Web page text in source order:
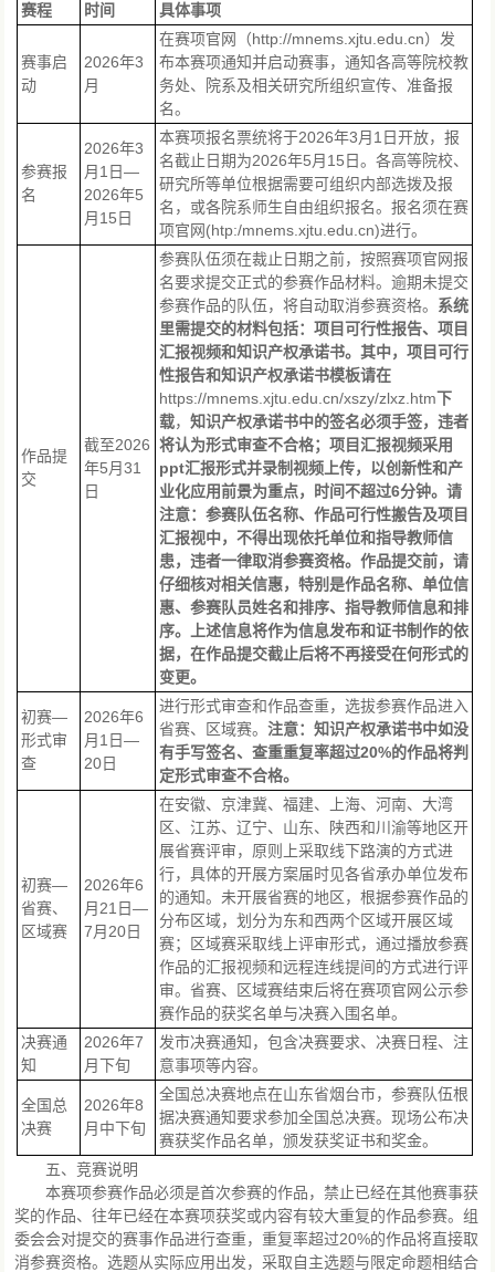
赛程
时间 具体事项
赛事启
动
2026年3
月
在赛项官网（http://mnems.xjtu.edu.cn）发
布本赛项通知并启动赛事，通知各高等院校教
务处、院系及相关研究所组织宣传、准备报
名。
参赛报
名
2026年3
月1日—
2026年5
月15日
本赛项报名票统将于2026年3月1日开放，报
名截止日期为2026年5月15日。各高等院校、
研究所等单位根据需要可组织内部选拨及报
名，或各院系师生自由组织报名。报名须在赛
项官网(htp:/mnems.xjtu.edu.cn)进行。
作品提
交
截至2026
年5月31
日
参赛队伍须在裁止日期之前，按照赛项官网报
名要求提交正式的参赛作品材料。逾期未提交
参赛作品的队伍，将自动取消参赛资格。 系统
里需提交的材料包括：项目可行性报告、项目
汇报视频和知识产权承诺书。其中，项目可行
性报告和知识产权承诺书模板请在
https://mnems.xjtu.edu.cn/xszy/zlxz.htm下
载，知识产权承诺书中的签名必须手签，违者
将认为形式审查不合格；项目汇报视频采用
ppt汇报形式并录制视频上传，以创新性和产
业化应用前景为重点，时间不超过6分钟。请
注意：参赛队伍名称、作品可行性搬告及项目
汇报视中，不得出现依托单位和指导教师信
患，违者一律取消参赛资格。作品提交前，请
仔细核对相关信惠，特别是作品名称、单位信
惠、参赛队员姓名和排序、指导教师信息和排
序。上述信息将作为信息发布和证书制作的依
据，在作品提交截止后将不再接受在何形式的
变更。
初赛—
形式审
查
2026年6
月1日—
20日
进行形式审查和作品查重，选拔参赛作品进入
省赛、区域赛。注意：知识产权承诺书中如没
有手写签名、查重重复率超过20%的作品将判
定形式审查不合格。
初赛—
省赛、
区域赛
2026年6
月21日—
7月20日
在安徽、京津冀、福建、上海、河南、大湾
区、江苏、辽宁、山东、陕西和川渝等地区开
展省赛评审，原则上采取线下路演的方式进
行，具体的开展方案届时见各省承办单位发布
的通知。未开展省赛的地区，根据参赛作品的
分布区域，划分为东和西两个区域开展区域
赛；区域赛采取线上评审形式，通过播放参赛
作品的汇报视频和远程连线提间的方式进行评
审。省赛、区域赛结束后将在赛项官网公示参
赛作品的获奖名单与决赛入围名单。
决赛通
知
2026年7
月下旬
发市决赛通知，包含决赛要求、决赛日程、注
意事项等内容。
全国总
决赛
2026年8
月中下旬
全国总决赛地点在山东省烟台市，参赛队伍根
据决赛通知要求参加全国总决赛。现场公布决
赛获奖作品名单，颁发获奖证书和奖金。
五、竞赛说明
本赛项参赛作品必须是首次参赛的作品，禁止已经在其他赛事获
奖的作品、往年已经在本赛项获奖或内容有较大重复的作品参赛。组
委会会对提交的赛事作品进行查重，重复率超过20%的作品将直接取
消参赛资格。选题从实际应用出发，采取自主选题与限定命题相结合